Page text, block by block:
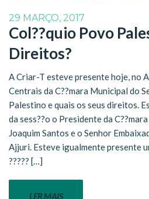
29 MARÇO, 2017
Col??quio Povo
Direitos?
A Criar-T esteve presente hoje, no
Centrais da C??mara Municipal do
Palestino e quais os seus direitos.
da sess??o o Presidente da
Joaquim Santos e o Senhor
Ajjuri. Esteve igualmente presente
????? […]
LER MAIS